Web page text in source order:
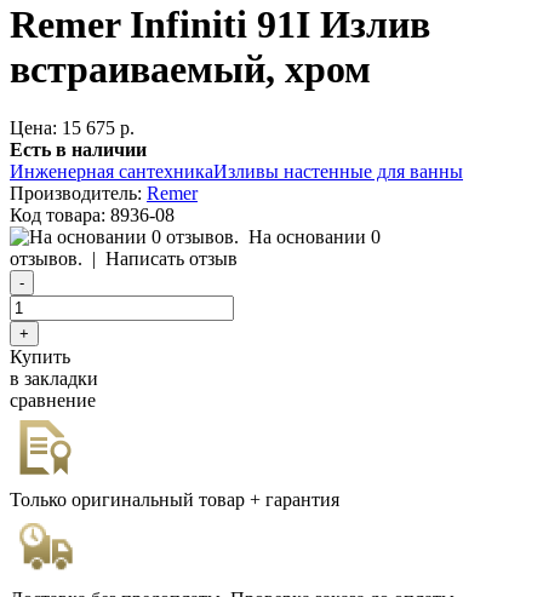
Remer Infiniti 91I Излив
встраиваемый, хром
Цена: 15 675 р.
Есть в наличии
Инженерная сантехникаИзливы настенные для ванны
Производитель: Remer
Код товара: 8936-08
На основании 0
отзывов. | Написать отзыв
Купить
в закладки
сравнение
Только оригинальный товар + гарантия